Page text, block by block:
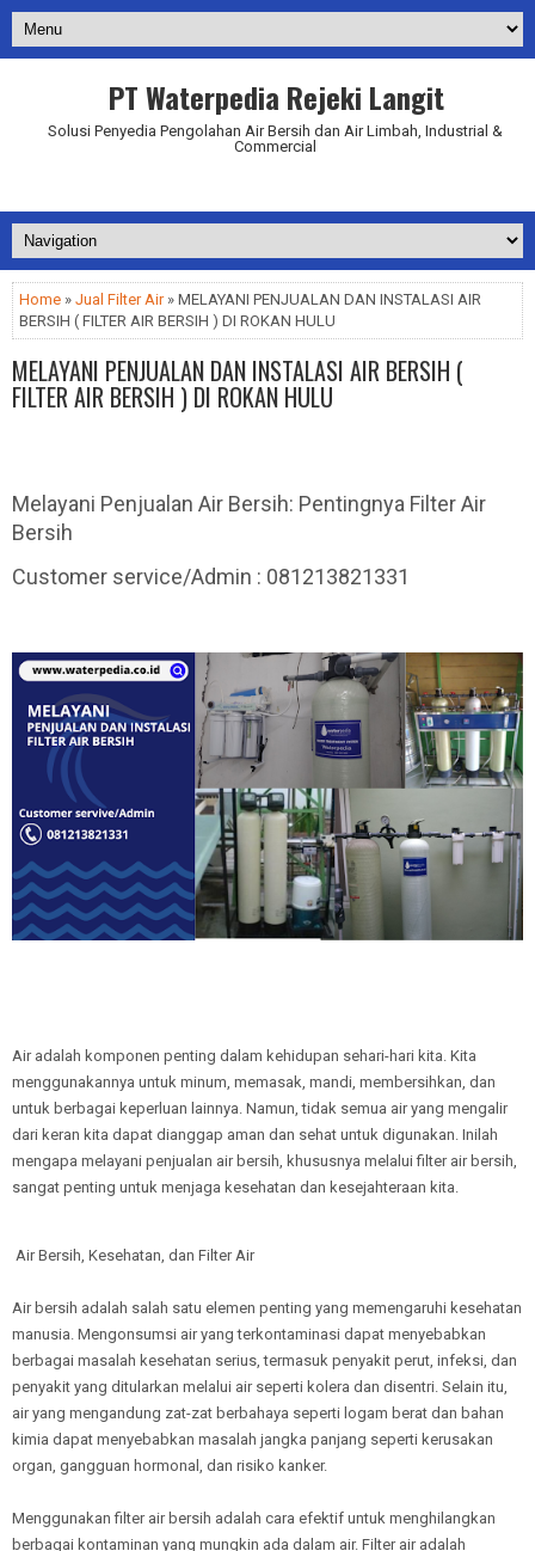
PT Waterpedia Rejeki Langit
Solusi Penyedia Pengolahan Air Bersih dan Air Limbah, Industrial &
Commercial
Home » Jual Filter Air» MELAYANI PENJUALAN DAN INSTALASI AIR
BERSIH ( FILTER AIR BERSIH ) DI ROKAN HULU
MELAYANI PENJUALAN DAN INSTALASI AIR BERSIH (
FILTER AIR BERSIH ) DI ROKAN HULU
Melayani Penjualan Air Bersih: Pentingnya Filter Air
Bersih
Customer service/Admin : 081213821331
Air adalah komponen penting dalam kehidupan sehari-hari kita. Kita
menggunakannya untuk minum, memasak, mandi, membersihkan, dan
untuk berbagai keperluan lainnya. Namun, tidak semua air yang mengalir
dari keran kita dapat dianggap aman dan sehat untuk digunakan. Inilah
mengapa melayani penjualan air bersih, khususnya melalui filter air bersih,
sangat penting untuk menjaga kesehatan dan kesejahteraan kita.
Air Bersih, Kesehatan, dan Filter Air
Air bersih adalah salah satu elemen penting yang memengaruhi kesehatan
manusia. Mengonsumsi air yang terkontaminasi dapat menyebabkan
berbagai masalah kesehatan serius, termasuk penyakit perut, infeksi, dan
penyakit yang ditularkan melalui air seperti kolera dan disentri. Selain itu,
air yang mengandung zat-zat berbahaya seperti logam berat dan bahan
kimia dapat menyebabkan masalah jangka panjang seperti kerusakan
organ, gangguan hormonal, dan risiko kanker.
Menggunakan filter air bersih adalah cara efektif untuk menghilangkan
berbagai kontaminan yang mungkin ada dalam air. Filter air adalah